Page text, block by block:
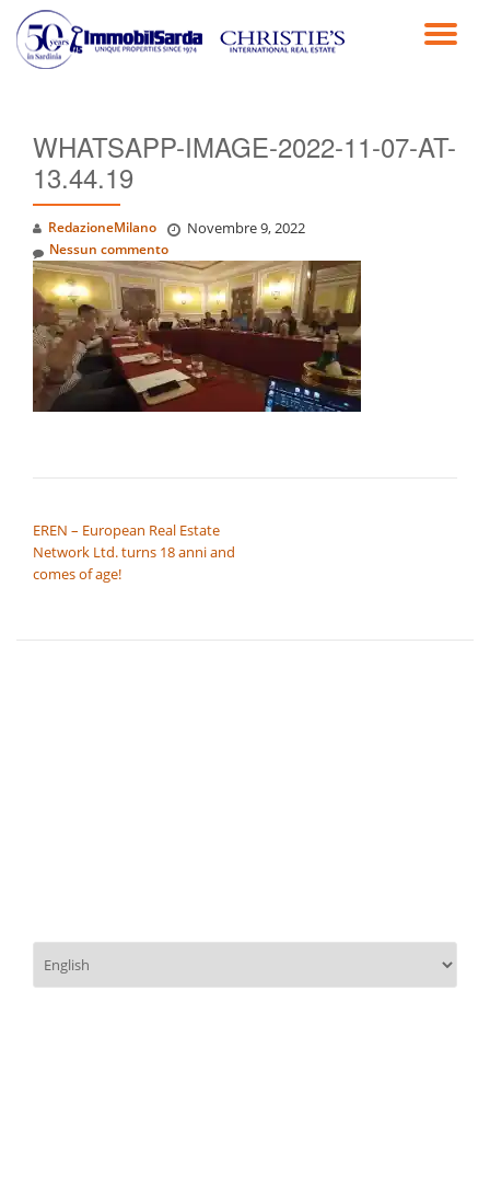
Passa
WHATSAPP-IMAGE-2022-11-07-AT-
13.44.19
RedazioneMilano Novembre 9, 2022
Nessun commento
EREN – European Real Estate
Network Ltd. turns 18 anni and
comes of age!
una